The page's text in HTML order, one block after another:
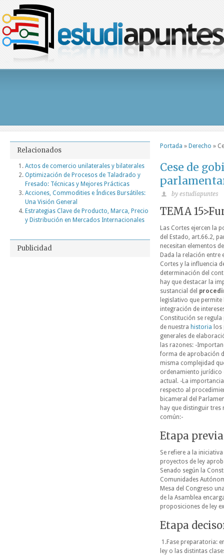
Portada » Derecho »
Cese de
by estudiapuntes
TEMA
Las Cortes ejercen la
del Estado, art.66.2,
necesitan elementos
Dada la relación entre
Cortes y la influencia
determinación del
hay que destacar la
sustancial del
legislativo que
integración de
Constitución se
de nuestra historia
generales de
las razones: -
forma de aprobación
misma complejidad
ordenamiento jurídico
actual. -La
respecto al
bicameral del
hay que distinguir
común:-
Etapa previa
Se refiere a la
proyectos de ley
Senado según la
Comunidades
Mesa del Congreso
de la Asamblea
proposiciones de ley
Etapa
1.Fase preparatoria:
ley o las distintas
Relacionados
Actos de comercio unilaterales y bilaterales
Optimización de Procesos de Taladrado y
Fresado: Técnicas y Mejores Prácticas
Acciones, Commodities e Índices Bursátiles:
Una Visión General
Estrategias Clave de Producto, Marca, Precio
y Distribución en Mercados Internacionales
Publicidad